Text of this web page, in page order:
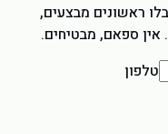
ראשונים מבצעים,
ספאם, מבטיחים.
טלפון